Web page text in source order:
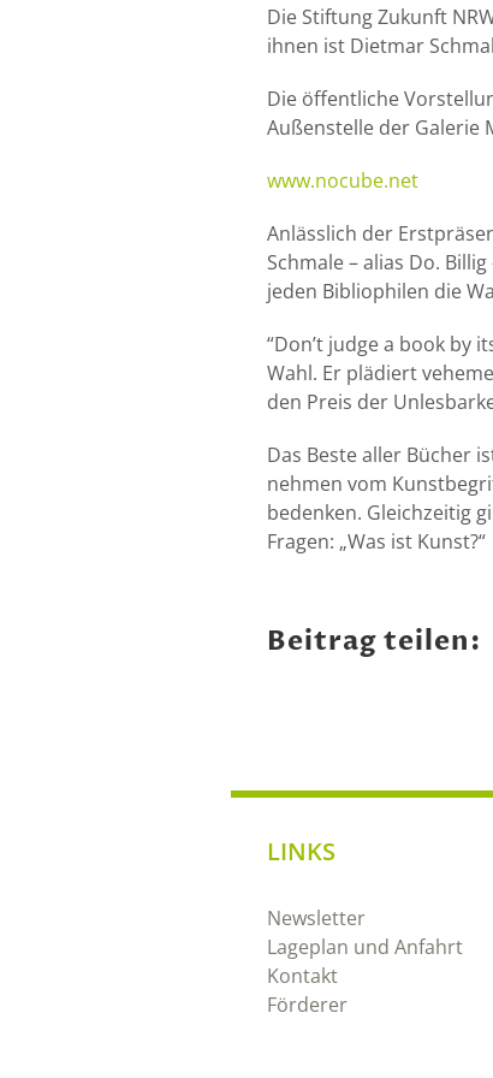
Die Stiftung Zukunft
ihnen ist Dietmar
Die öffentliche
Außenstelle der Galerie
www.nocube.net
Anlässlich der
Schmale – alias Do.
jeden Bibliophilen die
“Don’t judge a book by
Wahl. Er plädiert
den Preis der
Das Beste aller Bücher
nehmen vom
bedenken. Gleichzeitig
Fragen: „Was ist Kunst?“
Beitrag teilen:
LINKS
Newsletter
Lageplan und Anfahrt
Kontakt
Förderer